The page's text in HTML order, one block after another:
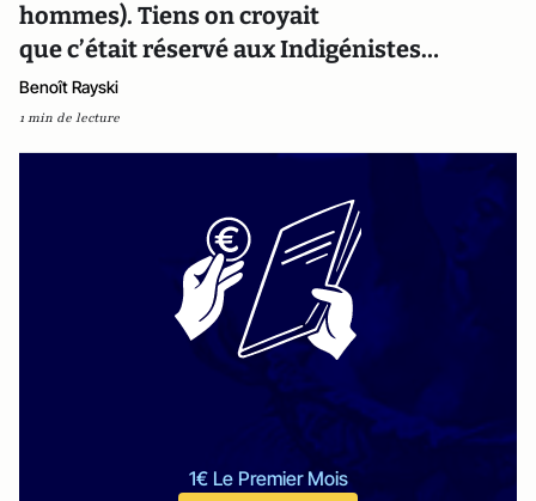
hommes). Tiens on croyait
que c’était réservé aux Indigénistes…
Benoît Rayski
1 min de lecture
1€ Le Premier Mois